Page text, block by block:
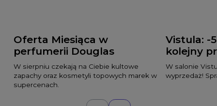
Oferta Miesiąca w
perfumerii Douglas
W sierpniu czekają na Ciebie kultowe
zapachy oraz kosmetyli topowych marek w
supercenach.
Vistula: -
kolejny
W salonie
wyprzedaż!